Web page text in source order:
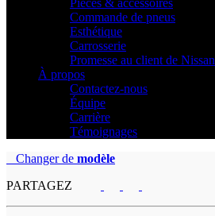
Pièces & accessoires
Commande de pneus
Esthétique
Carrosserie
Promesse au client de Nissan
À propos
Contactez-nous
Équipe
Carrière
Témoignages
Changer de modèle
PARTAGEZ